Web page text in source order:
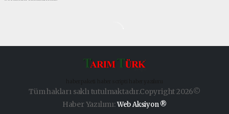
Tüm hakları saklı tutulmaktadır.Copyright 2026©
Haber Yazılımı:Web Aksiyon ®